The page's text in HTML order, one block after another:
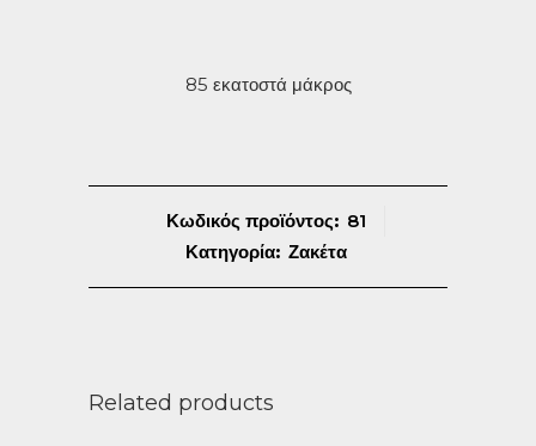
85 εκατοστά μάκρος
Κωδικός προϊόντος: 81
Κατηγορία: Ζακέτα
Related products